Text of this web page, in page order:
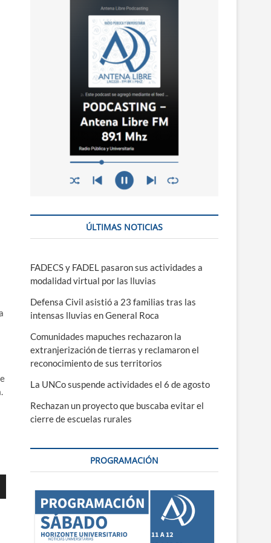
ÚLTIMAS NOTICIAS
FADECS y FADEL pasaron sus actividades a
modalidad virtual por las lluvias
Defensa Civil asistió a 23 familias tras las
intensas lluvias en General Roca
Comunidades mapuches rechazaron la
extranjerización de tierras y reclamaron el
reconocimiento de sus territorios
La UNCo suspende actividades el 6 de agosto
Rechazan un proyecto que buscaba evitar el
cierre de escuelas rurales
PROGRAMACIÓN